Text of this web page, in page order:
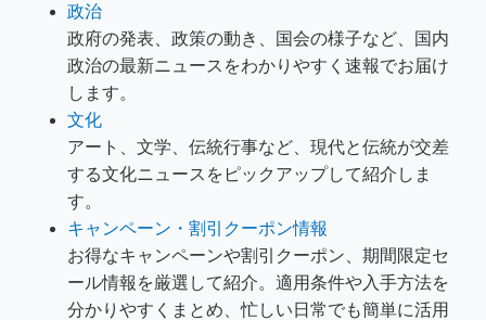
政治
政府の発表、政策の動き、国会の様子など、国内
政治の最新ニュースをわかりやすく速報でお届け
します。
文化
アート、文学、伝統行事など、現代と伝統が交差
する文化ニュースをピックアップして紹介しま
す。
キャンペーン・割引クーポン情報
お得なキャンペーンや割引クーポン、期間限定セ
ール情報を厳選して紹介。適用条件や入手方法を
分かりやすくまとめ、忙しい日常でも簡単に活用